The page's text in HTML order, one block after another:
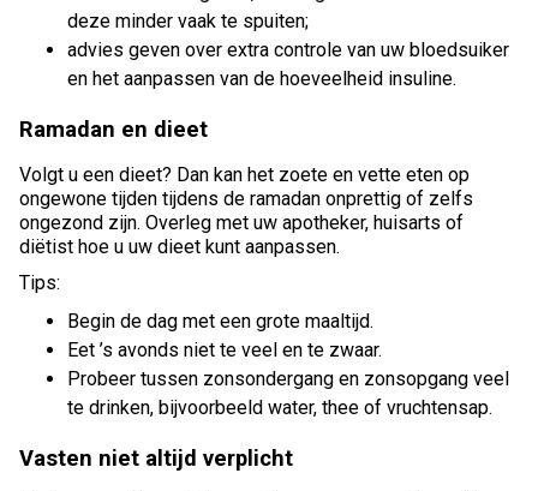
deze minder vaak te spuiten;
advies geven over extra controle van uw bloedsuiker
en het aanpassen van de hoeveelheid insuline.
Ramadan en dieet
Volgt u een dieet? Dan kan het zoete en vette eten op
ongewone tijden tijdens de ramadan onprettig of zelfs
ongezond zijn. Overleg met uw apotheker, huisarts of
diëtist hoe u uw dieet kunt aanpassen.
Tips:
Begin de dag met een grote maaltijd.
Eet ’s avonds niet te veel en te zwaar.
Probeer tussen zonsondergang en zonsopgang veel
te drinken, bijvoorbeeld water, thee of vruchtensap.
Vasten niet altijd verplicht